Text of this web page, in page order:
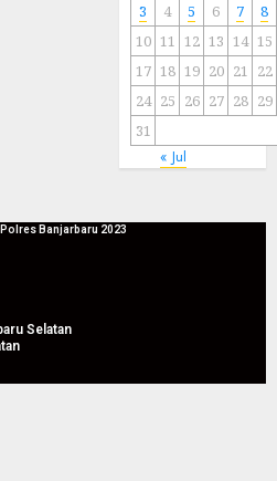
3
4 5 6 7
8
10 11 12 13 14 15
17 18 19 20 21 22
24 25 26 27 28 29
31
« Jul
Banjarbaru 2023
Selatan